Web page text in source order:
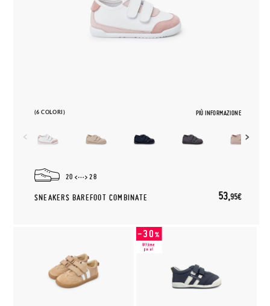
(6 COLORI) PIÙ INFORMAZIONE
20 28
SNEAKERS BAREFOOT COMBINATE 53,95€